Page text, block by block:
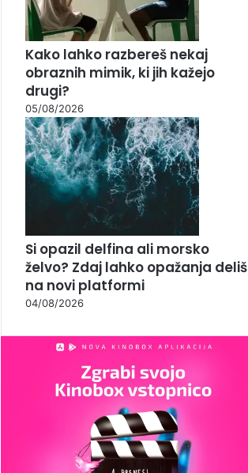
Kako lahko razbereš nekaj
obraznih mimik, ki jih kažejo
drugi?
05/08/2026
Si opazil delfina ali morsko
želvo? Zdaj lahko opažanja deliš
na novi platformi
04/08/2026